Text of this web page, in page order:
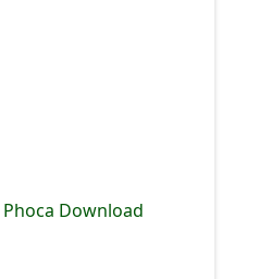
Phoca Download